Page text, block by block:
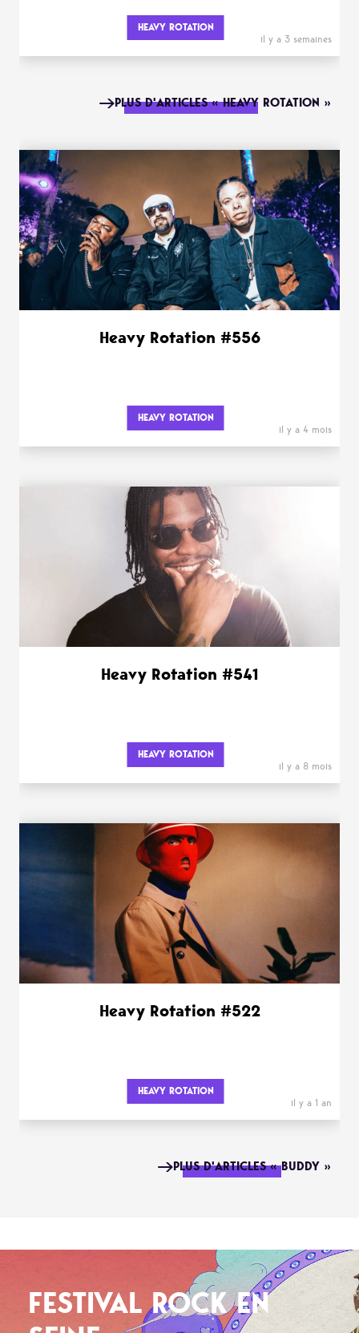
HEAVY ROTATION
il y a 3 semaines
PLUS D'ARTICLES « HEAVY ROTATION »
Heavy Rotation #556
HEAVY ROTATION
il y a 4 mois
Heavy Rotation #541
HEAVY ROTATION
il y a 8 mois
Heavy Rotation #522
HEAVY ROTATION
il y a 1 an
PLUS D'ARTICLES « BUDDY »
FESTIVAL ROCK EN